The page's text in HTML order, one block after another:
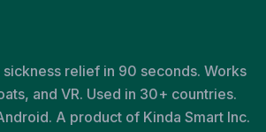
relief in 90 seconds. Works
and VR. Used in 30+ countries.
A product of Kinda Smart Inc.